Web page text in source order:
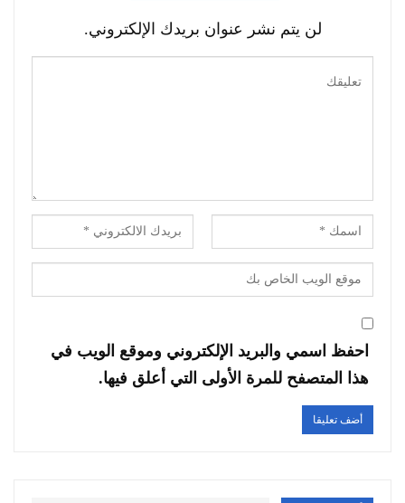
لن يتم نشر عنوان بريدك الإلكتروني.
احفظ اسمي والبريد الإلكتروني وموقع الويب في
هذا المتصفح للمرة الأولى التي أعلق فيها.